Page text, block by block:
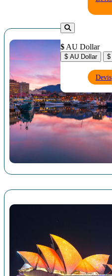
$ AU Dollar
$ AU Dollar $
Devis